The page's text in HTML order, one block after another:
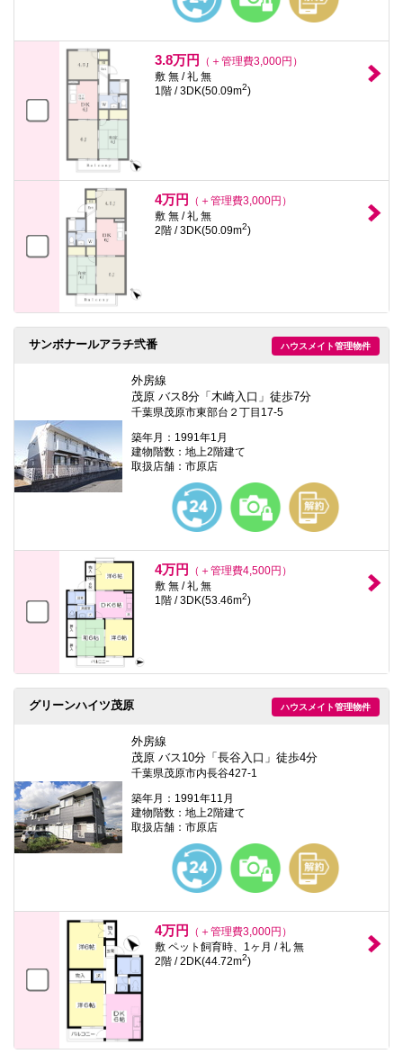
3.8万円
（＋管理費3,000円）
敷 無 / 礼 無
1階 / 3DK(50.09m2)
4万円
（＋管理費3,000円）
敷 無 / 礼 無
2階 / 3DK(50.09m2)
ハウスメイト管理物件
サンボナールアラチ弐番
外房線
茂原 バス8分「木崎入口」徒歩7分
千葉県茂原市東部台２丁目17-5
築年月：1991年1月
建物階数：地上2階建て
取扱店舗：市原店
4万円
（＋管理費4,500円）
敷 無 / 礼 無
1階 / 3DK(53.46m2)
ハウスメイト管理物件
グリーンハイツ茂原
外房線
茂原 バス10分「長谷入口」徒歩4分
千葉県茂原市内長谷427-1
築年月：1991年11月
建物階数：地上2階建て
取扱店舗：市原店
4万円
（＋管理費3,000円）
敷 ペット飼育時、1ヶ月 / 礼 無
2階 / 2DK(44.72m2)